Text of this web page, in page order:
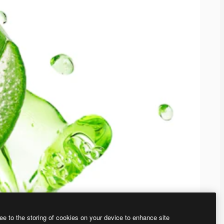
to the storing of cookies on your device to enhance site